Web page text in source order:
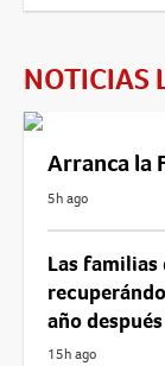
NOTICIAS
Arranca la
5h ago
Las familias
año
15h ago